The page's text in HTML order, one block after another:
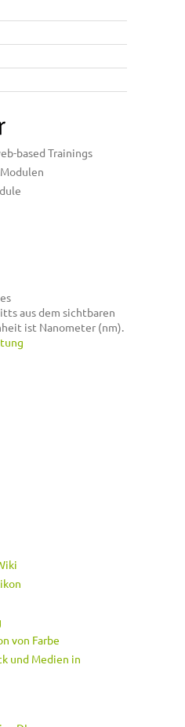
based Trainings
aus dem sichtbaren
ist Nanometer (nm).
von Farbe
und Medien in